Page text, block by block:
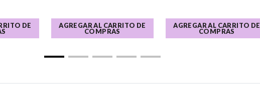
DE AGREGAR AL CARRITO DE
COMPRAS
AGREGAR AL CARRITO DE
COMPRAS